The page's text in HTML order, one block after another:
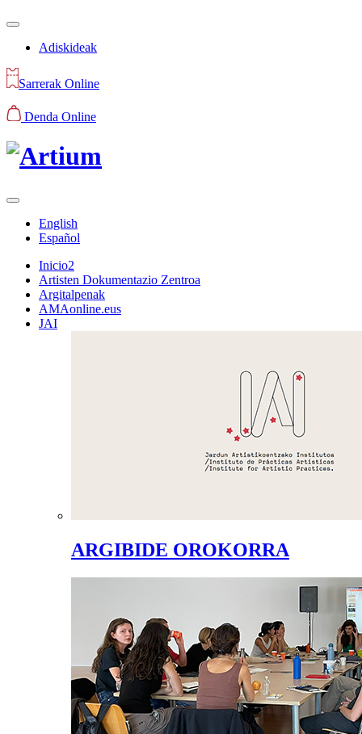
Adiskideak
Sarrerak Online
Denda Online
English
Español
Inicio2
Artisten Dokumentazio Zentroa
Argitalpenak
AMAonline.eus
JAI
ARGIBIDE OROKORRA